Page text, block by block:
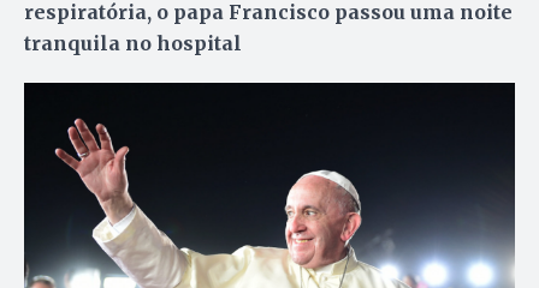
respiratória, o papa Francisco passou uma noite
tranquila no hospital